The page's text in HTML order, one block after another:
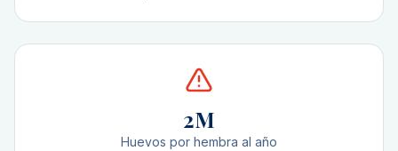
2M
Huevos por hembra al año